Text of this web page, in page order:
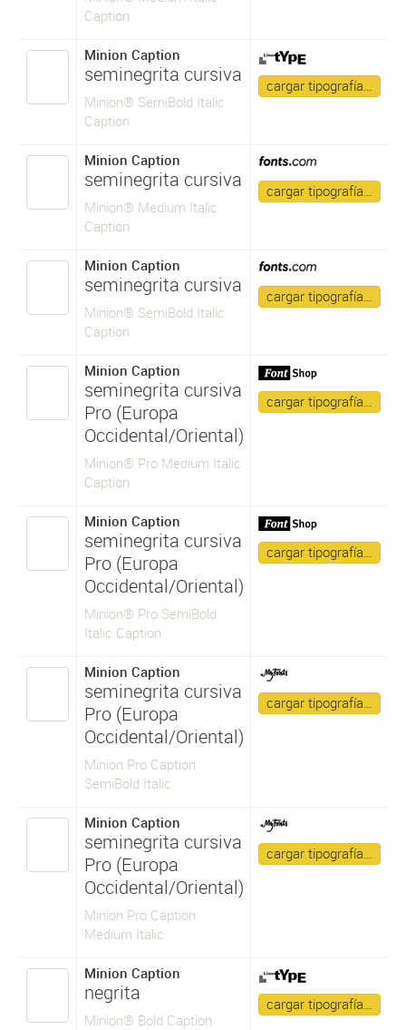
Caption
Minion Caption
seminegrita cursiva
Minion® SemiBold Italic
Caption
cargar tipografía…
Minion Caption
seminegrita cursiva
Minion® Medium Italic
Caption
cargar tipografía…
Minion Caption
seminegrita cursiva
Minion® SemiBold Italic
Caption
cargar tipografía…
Minion Caption
seminegrita cursiva
Pro (Europa
Occidental/Oriental)
Minion® Pro Medium Italic
Caption
cargar tipografía…
Minion Caption
seminegrita cursiva
Pro (Europa
Occidental/Oriental)
Minion® Pro SemiBold
Italic Caption
cargar tipografía…
Minion Caption
seminegrita cursiva
Pro (Europa
Occidental/Oriental)
Minion Pro Caption
SemiBold Italic
cargar tipografía…
Minion Caption
seminegrita cursiva
Pro (Europa
Occidental/Oriental)
Minion Pro Caption
Medium Italic
cargar tipografía…
Minion Caption
negrita
Minion® Bold Caption
cargar tipografía…